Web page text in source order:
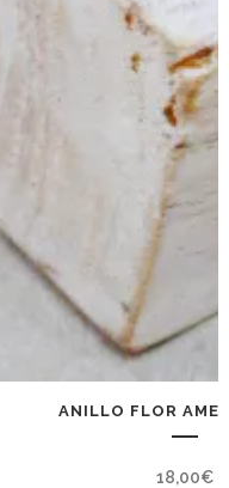
ANILLO FLOR
18,00€